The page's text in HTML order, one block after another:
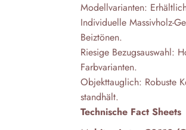
Modellvarianten:
Individuelle Massivholz-
Beiztönen.
Riesige Bezugsauswahl:
Farbvarianten.
Objekttauglich: Robuste
standhält.
Technische Fact Sheets